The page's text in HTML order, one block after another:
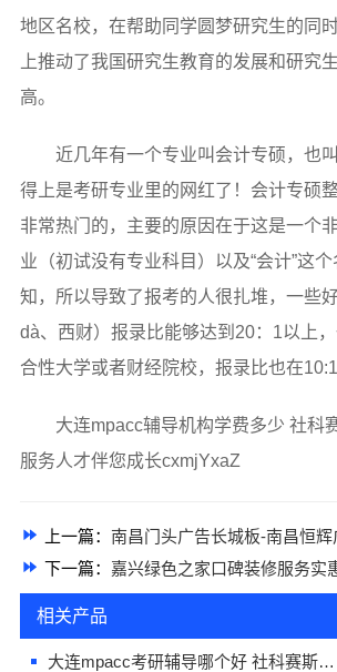
地区名校，在帮助同学圆梦研究生的同
上推动了我国研究生教育的发展和研究
高。
近几年有一个专业叫会计专硕，也
得上是考研专业里的网红了！会计专硕
非常热门的，主要的原因在于这是一个
业（初试没有专业科目）以及“会计”这
知，所以导致了报考的人很扎堆，一些
dà、西财）报录比能够达到20：1以上
合性大学或者财经院校，报录比也在10:1
大连mpacc辅导机构学费多少 社科
服务人才伴您成长cxmjYxaZ
上一篇： 南昌门头广告长城板-南昌恒辉
下一篇： 嘉兴绿色之家口碑装修服务实
相关产品
大连mpacc考研辅导哪个好 社科赛斯会计专硕考研题目解析